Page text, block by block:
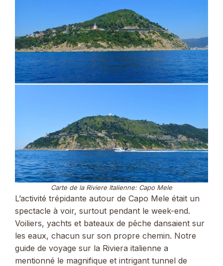
Carte de la Riviere Italienne: Capo Mele
L’activité trépidante autour de Capo Mele était un
spectacle à voir, surtout pendant le week-end.
Voiliers, yachts et bateaux de pêche dansaient sur
les eaux, chacun sur son propre chemin. Notre
guide de voyage sur la Riviera italienne a
mentionné le magnifique et intrigant tunnel de